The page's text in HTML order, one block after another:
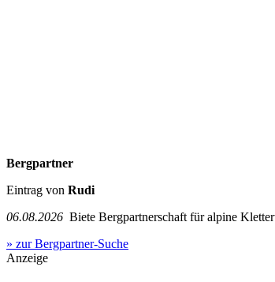
Bergpartner
Eintrag von Rudi
06.08.2026 Biete Bergpartnerschaft für alpine
» zur Bergpartner-Suche
Anzeige